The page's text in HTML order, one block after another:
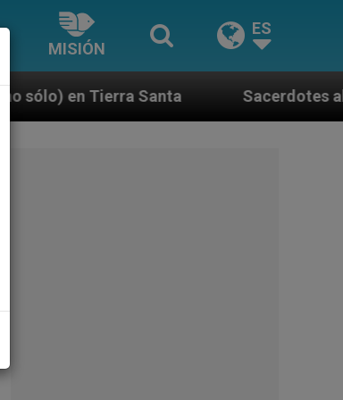
MISIÓN
ES
Sacerdotes alemanes fieles al